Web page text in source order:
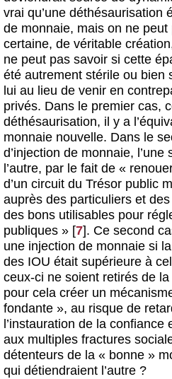
vrai qu’une déthésaurisation
de monnaie, mais on ne
certaine, de véritable
ne peut pas savoir si cette
été autrement stérile ou bien
lui au lieu de venir en
privés. Dans le premier cas,
déthésaurisation, il y a
monnaie nouvelle. Dans le
d’injection de monnaie, l’une
l’autre, par le fait de «
d’un circuit du Trésor public
auprès des particuliers et
des bons utilisables pour
publiques » [7]. Ce second
une injection de monnaie si
des IOU était supérieure à
ceux-ci ne soient retirés de
pour cela créer un
fondante », au risque de
l’instauration de la confiance
aux multiples fractures
détenteurs de la « bonne »
qui détiendraient l’autre ?